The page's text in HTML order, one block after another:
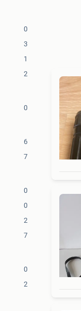
0
3
1
2
0
6
7
0
0
2
7
0
2